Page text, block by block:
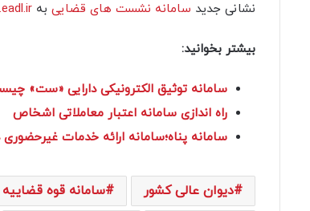
نشانی جدید سامانه نشست های قضایی به
بیشتر بخوانید:
سامانه توثیق الکترونیکی دارایی «ست»
راه اندازی سامانه اعتبار معاملاتی اشخاص
سامانه پناه؛سامانه ارائه خدمات
دیوان عالی کشور سامانه قوه قضاییه